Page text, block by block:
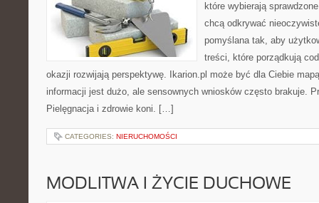
które wybierają
chcą odkrywać
pomyślana tak, aby
treści, które porządkują
okazji rozwijają perspektywę. Ikarion.pl może być dla Ciebie
informacji jest dużo, ale sensownych wniosków często brakuje.
Pielęgnacja i zdrowie koni. […]
CATEGORIES: NIERUCHOMOŚCI
MODLITWA I ŻYCIE DUCHOWE